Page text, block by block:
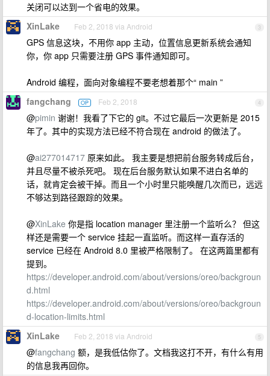
关闭可以达到一个省电的效果。
3
XinLake Feb 2, 2018 via Android
GPS 信息这块，不用你 app 主动，位置信息更新系统会通知
你，你 app 只需要注册 GPS 事件通知即可。
Android 编程，面向对象编程不要老想着那个“ main ”
4
fangchang OP Feb 2, 2018
@pimin 谢谢！我看了下它的 git。不过它最后一次更新是 2015
年了。其中的实现方法已经不符合现在 android 的做法了。
@ai277014717 原来如此。 我主要是想把前台服务转成后台，
并且尽量不被杀死吧。 现在后台服务默认如果不进白名单的
话，就肯定会被干掉。而且一个小时里只能唤醒几次而已，远远
不够达到路径跟踪的效果。
@XinLake 你是指 location manager 里注册一个监听么？ 但这
样还是需要一个 service 挂起一直监听。而这样一直存活的
service 已经在 Android 8.0 里被严格限制了。 在这两篇里都有
提到。
https://developer.android.com/about/versions/oreo/backgroun
d.html
https://developer.android.com/about/versions/oreo/backgroun
d-location-limits.html
5
XinLake Feb 2, 2018 via Android
@fangchang 额，是我低估你了。文档我这打不开，有什么有用
的信息我再回你。